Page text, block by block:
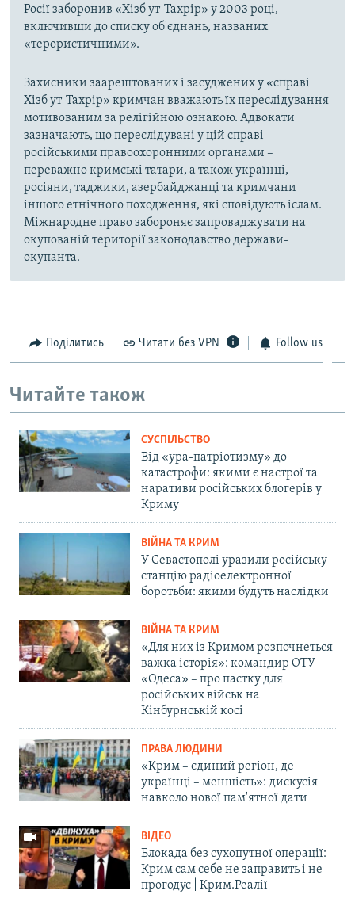
Росії заборонив «Хізб ут-Тахрір» у 2003 році,
включивши до списку об'єднань, названих
«терористичними».
Захисники заарештованих і засуджених у «справі
Хізб ут-Тахрір» кримчан вважають їх переслідування
мотивованим за релігійною ознакою. Адвокати
зазначають, що переслідувані у цій справі
російськими правоохоронними органами –
переважно кримські татари, а також українці,
росіяни, таджики, азербайджанці та кримчани
іншого етнічного походження, які сповідують іслам.
Міжнародне право забороняє запроваджувати на
окупованій території законодавство держави-
окупанта.
Поділитись Читати без VPN Follow us
Читайте також
СУСПІЛЬСТВО
Від «ура-патріотизму» до
катастрофи: якими є настрої та
наративи російських блогерів у
Криму
ВІЙНА ТА КРИМ
У Севастополі уразили російську
станцію радіоелектронної
боротьби: якими будуть наслідки
ВІЙНА ТА КРИМ
«Для них із Кримом розпочнеться
важка історія»: командир ОТУ
«Одеса» – про пастку для
російських військ на
Кінбурнській косі
ПРАВА ЛЮДИНИ
«Крим – єдиний регіон, де
українці – меншість»: дискусія
навколо нової пам'ятної дати
ВІДЕО
Блокада без сухопутної операції:
Крим сам себе не заправить і не
прогодує | Крим.Реалії